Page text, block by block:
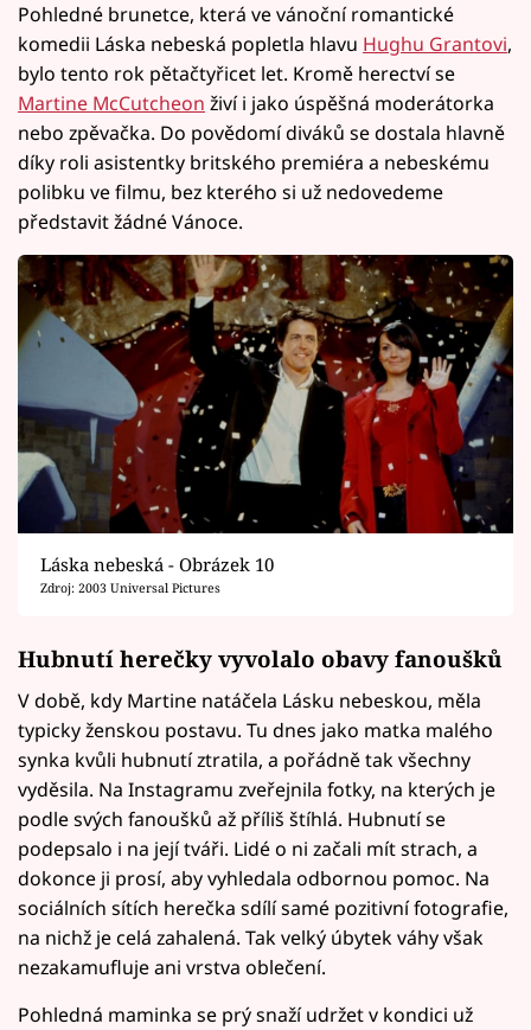
Pohledné brunetce, která ve vánoční romantické
komedii Láska nebeská popletla hlavu Hughu Grantovi,
bylo tento rok pětačtyřicet let. Kromě herectví se
Martine McCutcheon živí i jako úspěšná moderátorka
nebo zpěvačka. Do povědomí diváků se dostala hlavně
díky roli asistentky britského premiéra a nebeskému
polibku ve filmu, bez kterého si už nedovedeme
představit žádné Vánoce.
Láska nebeská - Obrázek 10
Zdroj: 2003 Universal Pictures
Hubnutí herečky vyvolalo obavy fanoušků
V době, kdy Martine natáčela Lásku nebeskou, měla
typicky ženskou postavu. Tu dnes jako matka malého
synka kvůli hubnutí ztratila, a pořádně tak všechny
vyděsila. Na Instagramu zveřejnila fotky, na kterých je
podle svých fanoušků až příliš štíhlá. Hubnutí se
podepsalo i na její tváři. Lidé o ni začali mít strach, a
dokonce ji prosí, aby vyhledala odbornou pomoc. Na
sociálních sítích herečka sdílí samé pozitivní fotografie,
na nichž je celá zahalená. Tak velký úbytek váhy však
nezakamufluje ani vrstva oblečení.
Pohledná maminka se prý snaží udržet v kondici už